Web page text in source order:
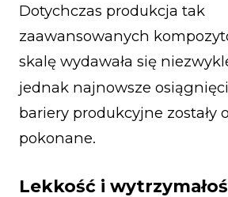
Dotychczas produkcja tak
zaawansowanych
skalę wydawała się
jednak najnowsze
bariery produkcyjne zostały
pokonane.
Lekkość i